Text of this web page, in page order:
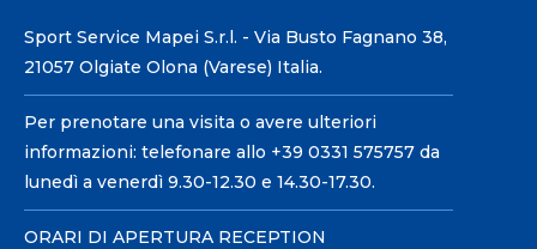
Sport Service Mapei S.r.l. - Via Busto Fagnano 38,
21057 Olgiate Olona (Varese) Italia.
Per prenotare una visita o avere ulteriori
informazioni: telefonare allo +39 0331 575757 da
lunedì a venerdì 9.30-12.30 e 14.30-17.30.
ORARI DI APERTURA RECEPTION